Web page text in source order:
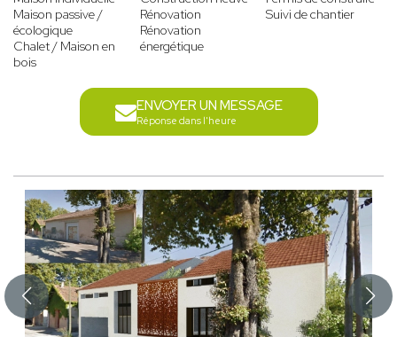
Maison passive /
écologique
Chalet / Maison en
bois
Rénovation
Rénovation
énergétique
Suivi de chantier
ENVOYER UN MESSAGE
Réponse dans l'heure